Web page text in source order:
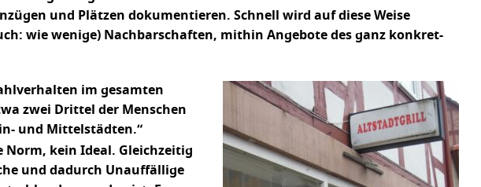
und Plätzen dokumentieren. Schnell wird auf diese Weise
wie wenige) Nachbarschaften, mithin Angebote des ganz konkret-
im gesamten
zwei Drittel der Menschen
und Mittelstädten.“
Norm, kein Ideal. Gleichzeitig
und dadurch Unauffällige